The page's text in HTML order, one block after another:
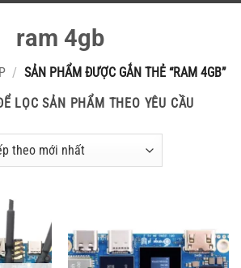
ram 4gb
/ SẢN PHẨM ĐƯỢC GẮN THẺ “RAM 4GB”
LỌC SẢN PHẨM THEO YÊU CẦU